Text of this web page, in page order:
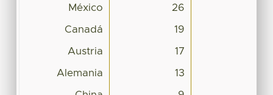
México 26
Canadá 19
Austria 17
Alemania 13